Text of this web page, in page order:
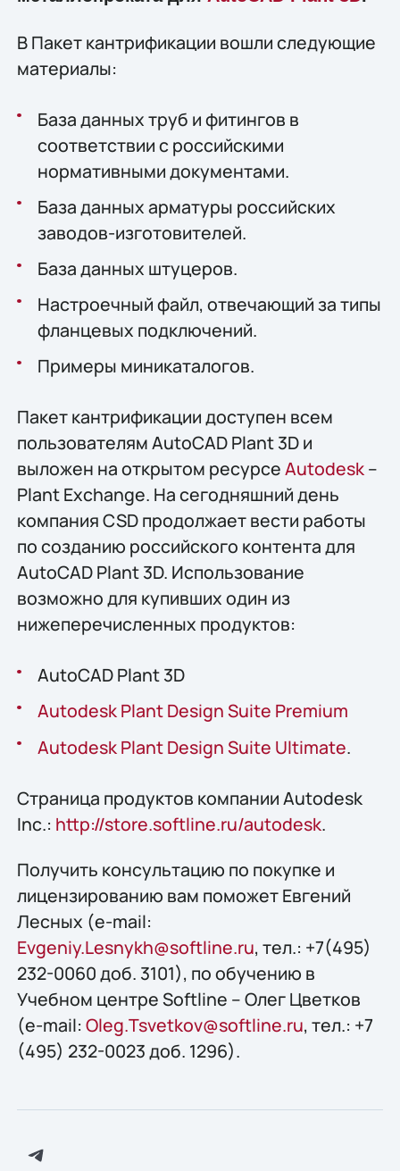
В Пакет кантрификации вошли следующие
материалы:
База данных труб и фитингов в
соответствии с российскими
нормативными документами.
База данных арматуры российских
заводов-изготовителей.
База данных штуцеров.
Настроечный файл, отвечающий за типы
фланцевых подключений.
Примеры миникаталогов.
Пакет кантрификации доступен всем
пользователям AutoCAD Plant 3D и
выложен на открытом ресурсеAutodesk–
Plant Exchange. На сегодняшний день
компания CSD продолжает вести работы
по созданию российского контента для
AutoCAD Plant 3D. Использование
возможно для купивших один из
нижеперечисленных продуктов:
AutoCAD Plant 3D
Autodesk Plant Design Suite Premium
Autodesk Plant Design Suite Ultimate.
Страница продуктов компании Autodesk
Inc.: http://store.softline.ru/autodesk.
Получить консультацию по покупке и
лицензированию вам поможет Евгений
Лесных (e-mail:
Evgeniy.Lesnykh@softline.ru, тел.: +7(495)
232-0060 доб. 3101), по обучению в
Учебном центре Softline – Олег Цветков
(e-mail: Oleg.Tsvetkov@softline.ru, тел.: +7
(495) 232-0023 доб. 1296).